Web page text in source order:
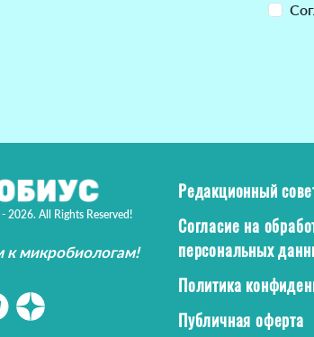
2026. All Rights Reserved!
к микробиологам!
Редакционный
Согласие на
персональных
Политика
Публичная оферта